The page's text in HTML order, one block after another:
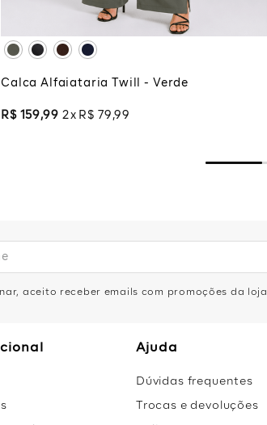
ADICIONAR À SACOLA
Calca Alfaiataria Twill - Verde
R$ 159,99 2 R$ 79 ,99
aceito receber emails com promoções da loja
Ajuda
Dúvidas frequentes
Trocas e devoluções